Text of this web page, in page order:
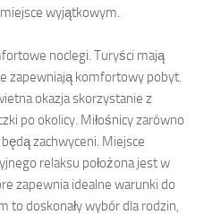
wyjątkowym.
noclegi. Turyści mają
zapewniają komfortowy pobyt.
okazja skorzystanie z
po okolicy. Miłośnicy zarówno
zachwyceni. Miejsce
relaksu położona jest w
zapewnia idealne warunki do
to doskonały wybór dla rodzin,